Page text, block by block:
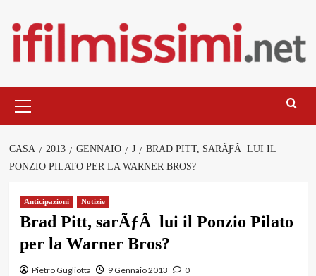
contenuto
principale
CASA 2013 GENNAIO J
BRAD PITT, SARÃƑÂ LUI IL
PONZIO PILATO PER LA WARNER BROS?
Anticipazioni Notizie
Brad Pitt, sarÃƒÂ lui il Ponzio Pilato
per la Warner Bros?
Pietro Gugliotta 9 Gennaio 2013 0